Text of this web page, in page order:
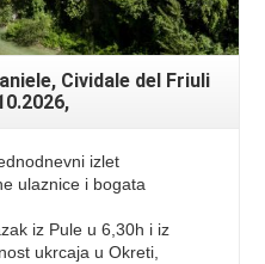
Cividale del Friuli
izlet
ulaznice i bogata
iz Pule u 6,30h i iz
ukrcaja u Okreti,